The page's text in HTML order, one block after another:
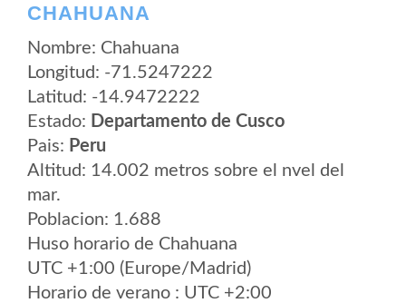
CHAHUANA
Nombre: Chahuana
Longitud: -71.5247222
Latitud: -14.9472222
Estado: Departamento de Cusco
Pais: Peru
Altitud: 14.002 metros sobre el nvel del
mar.
Poblacion: 1.688
Huso horario de Chahuana
UTC +1:00 (Europe/Madrid)
Horario de verano : UTC +2:00